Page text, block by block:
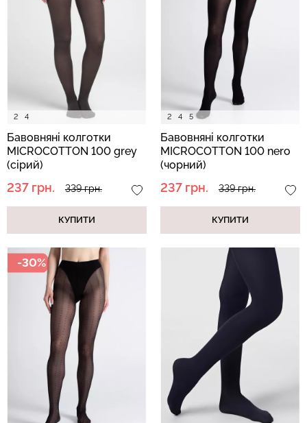
2 4
Бавовняні колготки
MICROCOTTON 100 grey
(сірий)
237 грн. 339 грн.
КУПИТИ
2 4 5
Бавовняні колготки
MICROCOTTON 100 nero
(чорний)
237 грн. 339 грн.
КУПИТИ
-30%
Безшовний топ з легкою
корекцією BRA
SHAPEWEAR nude
(бежевий) Giulia
489 грн. 699 грн.
Велосипедки з пуш-ап
ефектом безшовні
TRACKS SHAPE black
(чорний) Giulia
454 грн. 649 грн.